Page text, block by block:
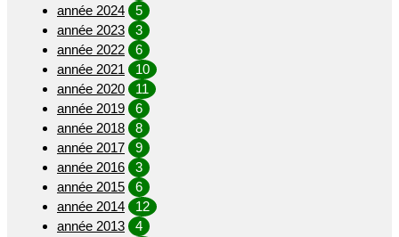
année 2024
5
année 2023
3
année 2022
6
année 2021
10
année 2020
11
année 2019
6
année 2018
8
année 2017
9
année 2016
3
année 2015
6
année 2014
12
année 2013
4